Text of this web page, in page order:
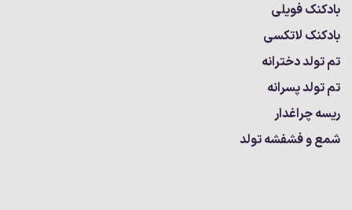
بادکنک فویلی
بادکنک لاتکسی
تم تولد دخترانه
تم تولد پسرانه
ریسه چراغدار
شمع و فشفشه تولد